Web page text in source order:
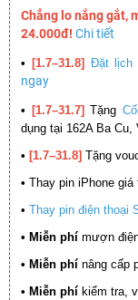
Chẳng lo nắng gắt,
24.000đ! Chi tiết
• [1.7–31.8] Đặt lịch
ngay
• [1.7–31.7] Tặng
dụng tại 162A Ba
• [1.7–31.8] Tặng
• Thay pin iPhone giá
• Thay pin điện thoại
• Miễn phí mượn
• Miễn phí nâng cấp
• Miễn phí kiểm tra,